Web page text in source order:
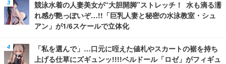
競泳水着の人妻美女が“大胆開脚”ストレッチ！ 水も滴る濡
れ感が艶っぽいぞ…!!「巨乳人妻と秘密の水泳教室・シュ
アン」が1/6スケールで立体化
「私を選んで」…口元に咥えた値札やスカートの裾を持ち
上げる仕草にズギュンッ!!!!ベルドール「ロゼ」がフィギュ